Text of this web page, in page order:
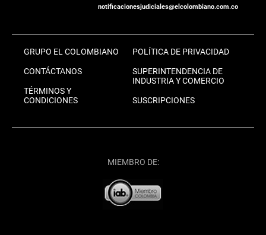
notificacionesjudiciales@elcolombiano.com.co
GRUPO EL COLOMBIANO
CONTÁCTANOS
TÉRMINOS Y
CONDICIONES
POLÍTICA DE PRIVACIDAD
SUPERINTENDENCIA DE
INDUSTRIA Y COMERCIO
SUSCRIPCIONES
MIEMBRO DE: